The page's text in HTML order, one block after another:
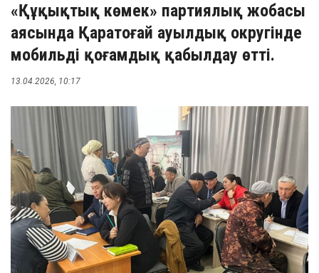
«Құқықтық көмек» партиялық жобасы
аясында Қаратоғай ауылдық округінде
мобильді қоғамдық қабылдау өтті.
13.04.2026, 10:17